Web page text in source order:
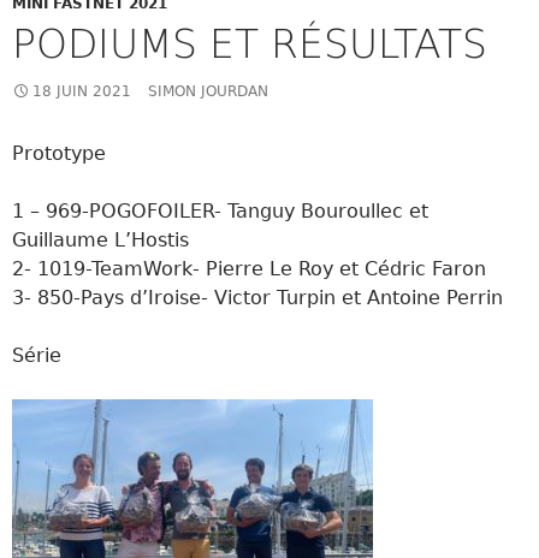
MINI FASTNET 2021
PODIUMS ET RÉSULTATS
18 JUIN 2021 SIMON JOURDAN
Prototype
1 – 969-POGOFOILER- Tanguy Bouroullec et
Guillaume L’Hostis
2- 1019-TeamWork- Pierre Le Roy et Cédric Faron
3- 850-Pays d’Iroise- Victor Turpin et Antoine Perrin
Série